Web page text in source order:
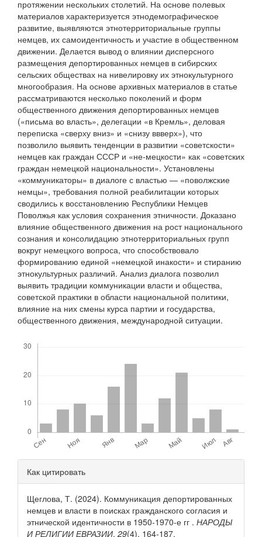
протяжении нескольких столетий. На основе полевых
материалов характеризуется этнодемографическое
развитие, выявляются этнотерриториальные группы
немцев, их самоидентичность и участие в общественном
движении. Делается вывод о влиянии дисперсного
размещения депортированных немцев в сибирских
сельских обществах на нивелировку их этнокультурного
многообразия. На основе архивных материалов в статье
рассматриваются несколько поколений и форм
общественного движения депортированных немцев
(«письма во власть», делегации «в Кремль», деловая
переписка «сверху вниз» и «снизу ввверх»), что
позволило выявить тенденции в развитии «советскости»
немцев как граждан СССР и «не-мецкости» как «советских
граждан немецкой национальности». Установлены
«коммуникаторы» в диалоге с властью — «поволжские
немцы», требования полной реабилитации которых
сводились к восстановлению Республики Немцев
Поволжья как условия сохранения этничности. Доказано
влияние общественного движения на рост национального
сознания и консолидацию этнотерриториальных групп
вокруг немецкого вопроса, что способствовало
формированию единой «немецкой инакости» и стиранию
этнокультурных различий. Анализ диалога позволил
выявить традиции коммуникации власти и общества,
советской практики в области национальной политики,
влияние на них смены курса партии и государства,
общественного движения, международной ситуации.
Детали
статьи
Как цитировать
Щеглова, Т. (2024). Коммуникация депортированных
немцев и власти в поисках гражданского согласия и
этнической идентичности в 1950-1970-е гг . НАРОДЫ
И РЕЛИГИИ ЕВРАЗИИ, 29(4), 164-187.